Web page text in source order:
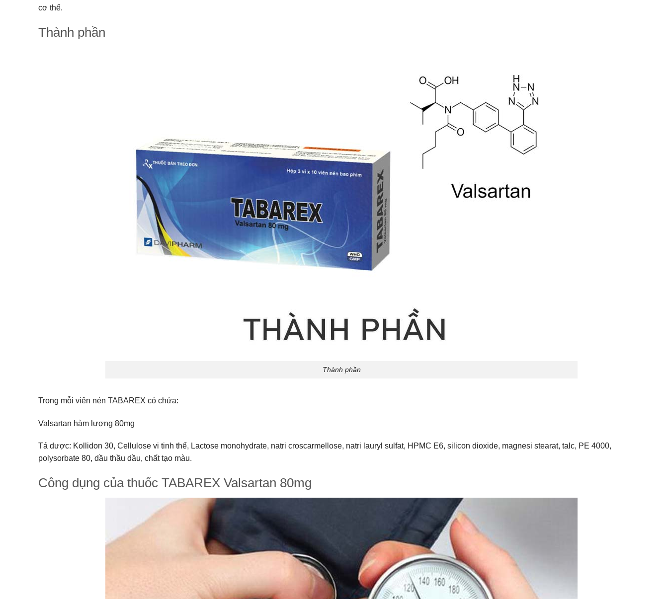
cơ thể.
Thành phần
Thành phần
Trong mỗi viên nén TABAREX có chứa:
Valsartan hàm lượng 80mg
Tá dược: Kollidon 30, Cellulose vi tinh thể, Lactose monohydrate, natri croscarmellose, natri lauryl sulfat, HPMC E6, silicon dioxide, magnesi stearat, talc, PE 4000,
polysorbate 80, dầu thầu dầu, chất tạo màu.
Công dụng của thuốc TABAREX Valsartan 80mg